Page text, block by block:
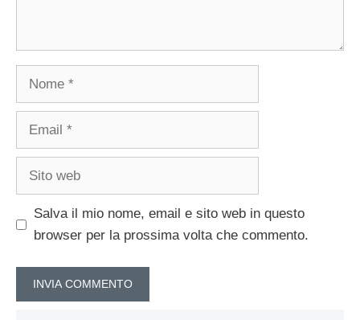
Nome
Email
Sito
Salva il mio nome, email e sito web in questo
browser per la prossima volta che commento.